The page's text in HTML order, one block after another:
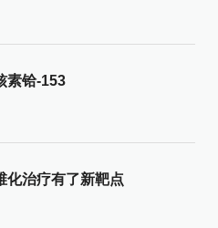
素铪-153
化治疗有了新靶点